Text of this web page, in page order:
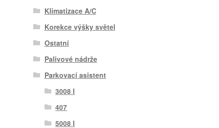
Klimatizace A/C
Korekce výšky světel
Ostatní
Palivové nádrže
Parkovací asistent
3008 I
407
5008 I